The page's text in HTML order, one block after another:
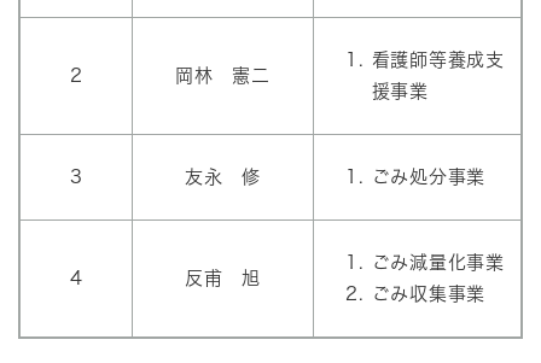
2 岡林 憲二
看護師等養成支
援事業
3 友永 修 ごみ処分事業
4 反甫 旭
ごみ減量化事業
ごみ収集事業